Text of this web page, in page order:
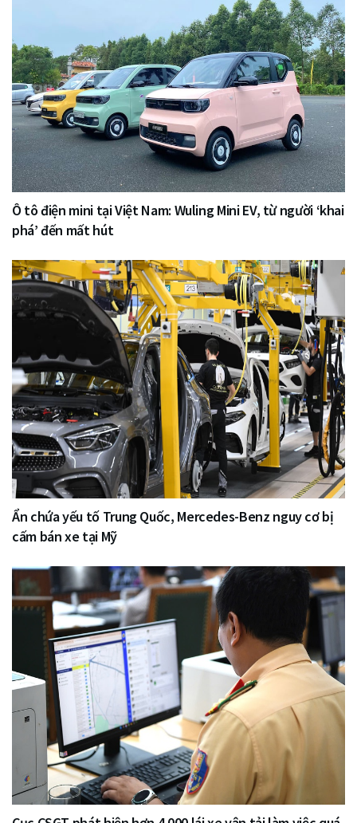
Ô tô điện mini tại Việt Nam: Wuling Mini EV, từ người ‘khai
phá’ đến mất hút
Ẩn chứa yếu tố Trung Quốc, Mercedes-Benz nguy cơ bị
cấm bán xe tại Mỹ